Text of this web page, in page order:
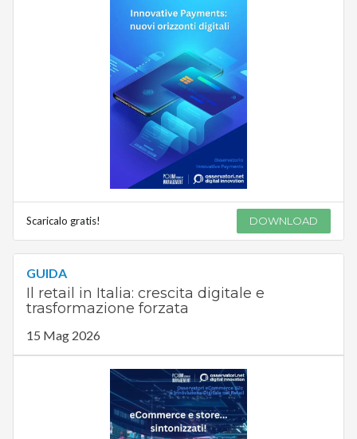
Scaricalo gratis! DOWNLOAD
GUIDA
Il retail in Italia: crescita digitale e
trasformazione forzata
15 Mag 2026